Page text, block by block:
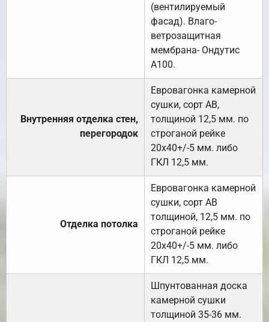
(вентилируемый
фасад). Влаго-
ветрозащитная
мембрана- Ондутис
А100.
Внутренняя отделка стен,
перегородок
Евровагонка камерной
сушки, сорт АВ,
толщиной 12,5 мм. по
строганой рейке
20х40+/-5 мм. либо
ГКЛ 12,5 мм.
Отделка потолка
Евровагонка камерной
сушки, сорт АВ
толщиной, 12,5 мм. по
строганой рейке
20х40+/-5 мм. либо
ГКЛ 12,5 мм.
Шпунтованная доска
камерной сушки
толщиной 35-36 мм.